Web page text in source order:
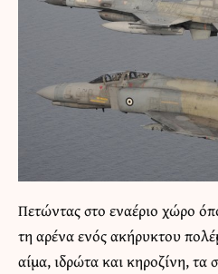
Πετώντας στο εναέριο χώρο
τη αρένα ενός ακήρυκτου
αίμα, ιδρώτα και κηροζίνη, τα